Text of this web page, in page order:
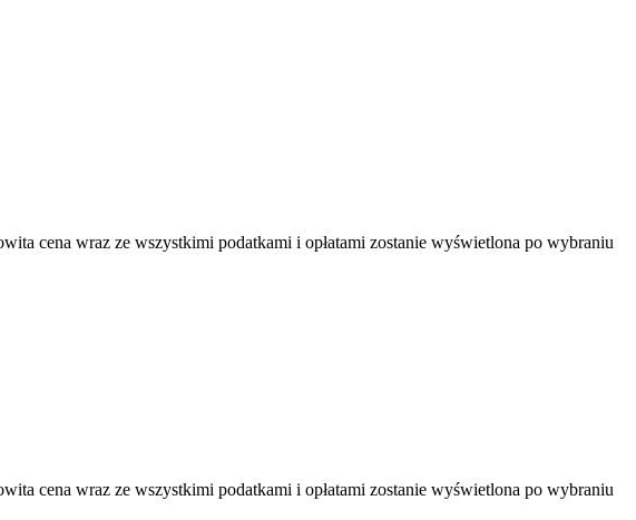
cena wraz ze wszystkimi podatkami i opłatami zostanie wyświetlona po wybraniu
cena wraz ze wszystkimi podatkami i opłatami zostanie wyświetlona po wybraniu